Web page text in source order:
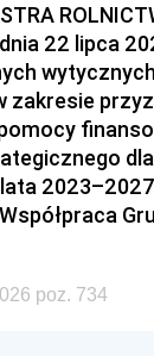
22 lipca
wytycznych
zakresie
poz. 734